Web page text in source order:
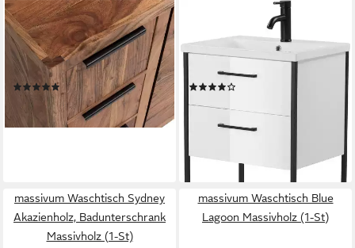
MASSIVUM
Waschtisch-Set Sydney
massiv Holz Akazie hell
Badezimmer Set 138cm
(2)
699,00 €
lieferbar - in 3-4 Werktagen bei dir
Waschtisch Paris, Breite
60cm, Badmöbel Loft Design,
Metall, inkl. Waschbecken
199,99 €
lieferbar - in 1-2 Werktagen bei dir
massivum Waschtisch Sydney
Akazienholz, Badunterschrank
Massivholz (1-St)
massivum Waschtisch Blue
Lagoon Massivholz (1-St)